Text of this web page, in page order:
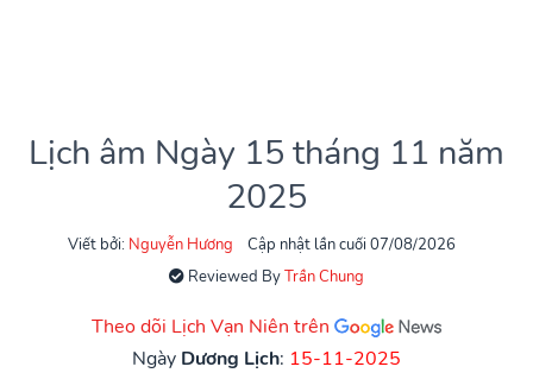
Lịch âm Ngày 15 tháng 11 năm
2025
Viết bởi: Nguyễn Hương
Cập nhật lần cuối 07/08/2026
Reviewed ByTrần Chung
Theo dõi Lịch Vạn Niên trên
Ngày Dương Lịch: 15-11-2025